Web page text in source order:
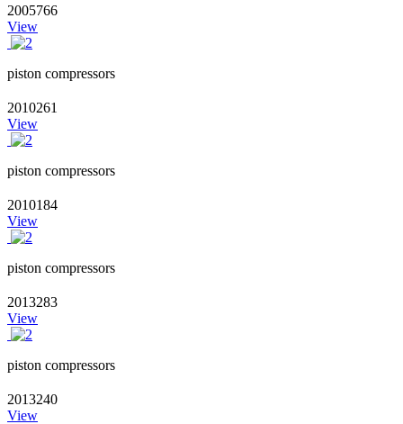
2005766
View
piston compressors
2010261
View
piston compressors
2010184
View
piston compressors
2013283
View
piston compressors
2013240
View